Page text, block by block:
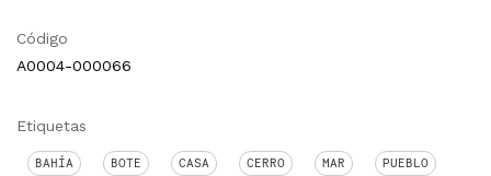
Código
A0004-000066
Etiquetas
BAHÍA BOTE CASA CERRO MAR PUEBLO